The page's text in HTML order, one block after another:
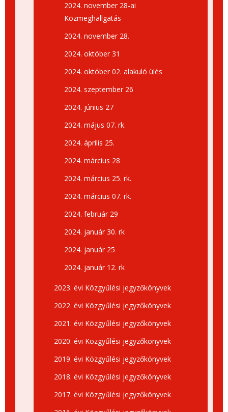
2024. november 28-ai
Közmeghallgatás
2024. november 28.
2024. október 31
2024. október 02. alakuló ülés
2024. szeptember 26
2024. június 27
2024. május 07. rk.
2024. április 25.
2024. március 28
2024. március 25. rk.
2024. március 07. rk.
2024. február 29
2024. január 30. rk
2024. január 25
2024. január 12. rk
2023. évi Közgyűlési jegyzőkönyvek
2022. évi Közgyűlési jegyzőkönyvek
2021. évi Közgyűlési jegyzőkönyvek
2020. évi Közgyűlési jegyzőkönyvek
2019. évi Közgyűlési jegyzőkönyvek
2018. évi Közgyűlési jegyzőkönyvek
2017. évi Közgyűlési jegyzőkönyvek